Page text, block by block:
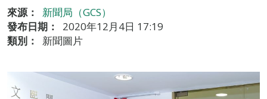
來源：
新聞局（GCS）
發布日期：
2020年12月4日 17:19
類別：
新聞圖片